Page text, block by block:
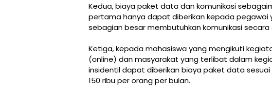
Kedua, biaya paket data dan komunikasi
pertama hanya dapat diberikan kepada pegawai
sebagian besar membutuhkan komunikasi secara
Ketiga, kepada mahasiswa yang mengikuti
(online) dan masyarakat yang terlibat dalam
insidentil dapat diberikan biaya paket data
150 ribu per orang per bulan.